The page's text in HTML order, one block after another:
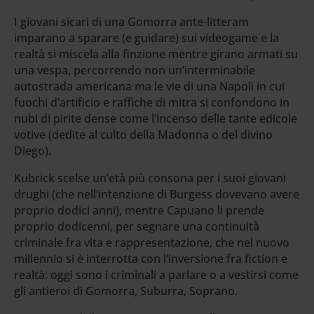
I giovani sicari di una Gomorra ante-litteram
imparano a sparare (e guidare) sui videogame e la
realtà si miscela alla finzione mentre girano armati su
una vespa, percorrendo non un’interminabile
autostrada americana ma le vie di una Napoli in cui
fuochi d’artificio e raffiche di mitra si confondono in
nubi di pirite dense come l’incenso delle tante edicole
votive (dedite al culto della Madonna o del divino
Diego).
Kubrick scelse un’età più consona per i suoi giovani
drughi (che nell’intenzione di Burgess dovevano avere
proprio dodici anni), mentre Capuano li prende
proprio dodicenni, per segnare una continuità
criminale fra vita e rappresentazione, che nel nuovo
millennio si è interrotta con l’inversione fra fiction e
realtà: oggi sono i criminali a parlare o a vestirsi come
gli antieroi di Gomorra, Suburra, Soprano.